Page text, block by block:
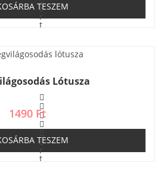
É
r
t
e
l
s
:
0
/
5
TESZEM
Lótusza
É
r
t
1490 Ft
TESZEM